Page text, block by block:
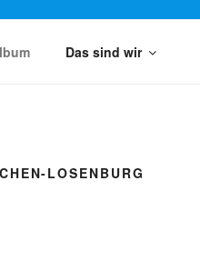
Das sind wir
LOSENBURG